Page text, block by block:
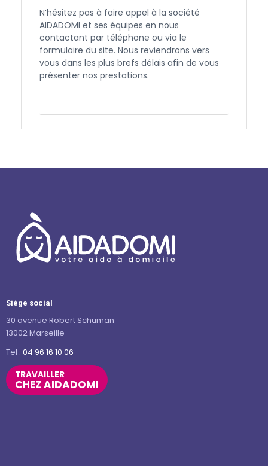
N’hésitez pas à faire appel à la société
AIDADOMI et ses équipes en nous
contactant par téléphone ou via le
formulaire du site. Nous reviendrons vers
vous dans les plus brefs délais afin de vous
présenter nos prestations.
Siège social
30 avenue Robert Schuman
13002 Marseille
Tel : 04 96 16 10 06
TRAVAILLER
CHEZ AIDADOMI